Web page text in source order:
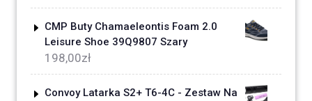
CMP Buty Chamaeleontis Foam 2.0
Leisure Shoe 39Q9807 Szary
198,00zł
Convoy Latarka S2+ T6-4C - Zestaw Na